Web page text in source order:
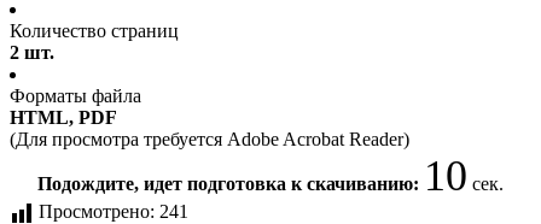
Количество страниц
2 шт.
Форматы файла
HTML, PDF
(Для просмотра требуется Adobe Acrobat Reader)
Подождите, идет подготовка к скачиванию:9сек.
Просмотрено: 241